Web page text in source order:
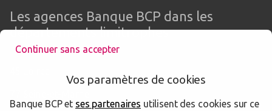
Les agences Banque BCP dans les
départements limitrophes
Continuer sans accepter
Vos paramètres de cookies
Banque BCP et ses partenaires utilisent des cookies sur ce